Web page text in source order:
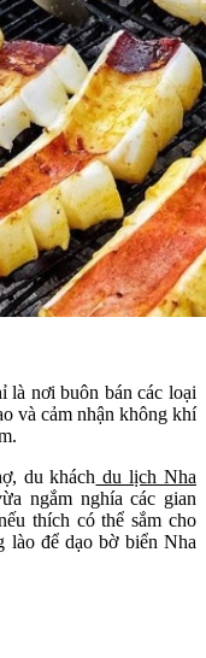
là nơi buôn bán các loại
và cảm nhận không khí
du khách du lịch Nha
ngắm nghía các gian
thích có thể sắm cho
lào để dạo bờ biển Nha